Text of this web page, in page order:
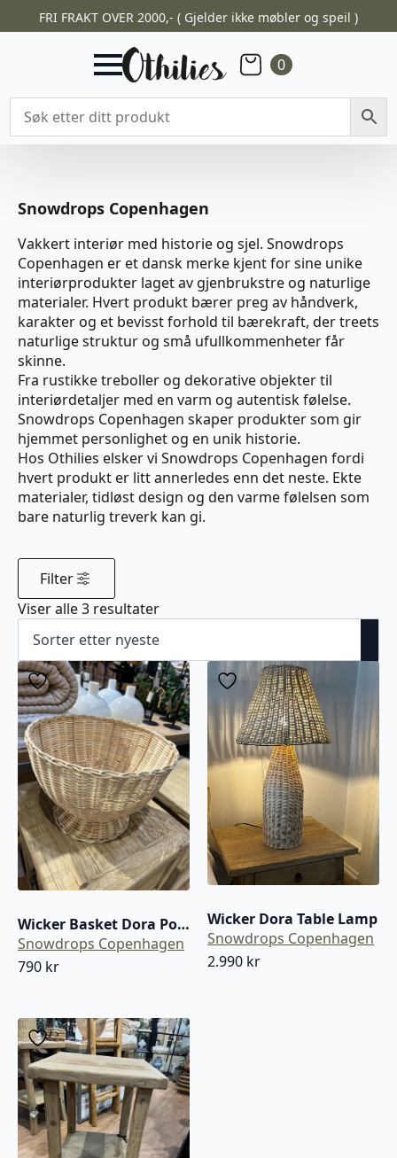
FRI FRAKT OVER 2000,- ( Gjelder ikke møbler og speil )
0
Snowdrops Copenhagen
Vakkert interiør med historie og sjel. Snowdrops
Copenhagen er et dansk merke kjent for sine unike
interiørprodukter laget av gjenbrukstre og naturlige
materialer. Hvert produkt bærer preg av håndverk,
karakter og et bevisst forhold til bærekraft, der treets
naturlige struktur og små ufullkommenheter får
skinne.
Fra rustikke treboller og dekorative objekter til
interiørdetaljer med en varm og autentisk følelse.
Snowdrops Copenhagen skaper produkter som gir
hjemmet personlighet og en unik historie.
Hos Othilies elsker vi Snowdrops Copenhagen fordi
hvert produkt er litt annerledes enn det neste. Ekte
materialer, tidløst design og den varme følelsen som
bare naturlig treverk kan gi.
Filter
Viser alle 3 resultaterSortert
nyeste
Wicker Basket Dora Pot Low
Snowdrops Copenhagen
790 kr
Wicker Dora Table Lamp
Snowdrops Copenhagen
2.990 kr